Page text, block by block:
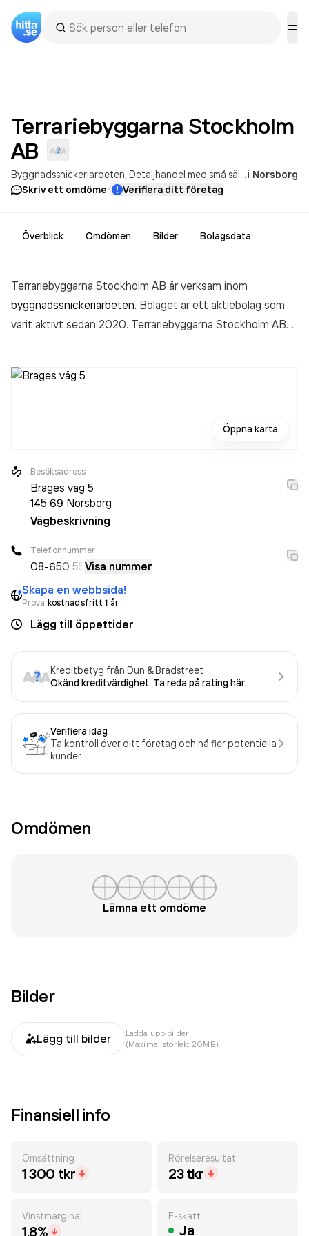
Terrariebyggarna Stockholm
AB
Byggnadssnickeriarbeten Detaljhandel med små sällskapsdjur i Norsborg
Skriv ett omdöme· Verifiera ditt företag
Överblick Omdömen Bilder Bolagsdata
Terrariebyggarna Stockholm AB är verksam inom
byggnadssnickeriarbeten. Bolaget är ett aktiebolag som
varit aktivt sedan 2020. Terrariebyggarna Stockholm AB
Öppna karta
Besöksadress
Brages väg 5
145 69 Norsborg
Vägbeskrivning
Telefonnummer
08-650 55 Visa nummer
Skapa en webbsida!
Prova kostnadsfritt 1 år
Lägg till öppettider
Kreditbetyg från Dun & Bradstreet
Okänd kreditvärdighet. Ta reda på rating här.
Verifiera idag
Ta kontroll över ditt företag och nå fler potentiella
kunder
Omdömen
Lämna ett omdöme
Bilder
Lägg till bilder
Ladda upp bilder
(Maximal storlek: 20MB)
Finansiell info
Omsättning
1 300 tkr
Rörelseresultat
23 tkr
Vinstmarginal
1.8%
F-skatt
Ja